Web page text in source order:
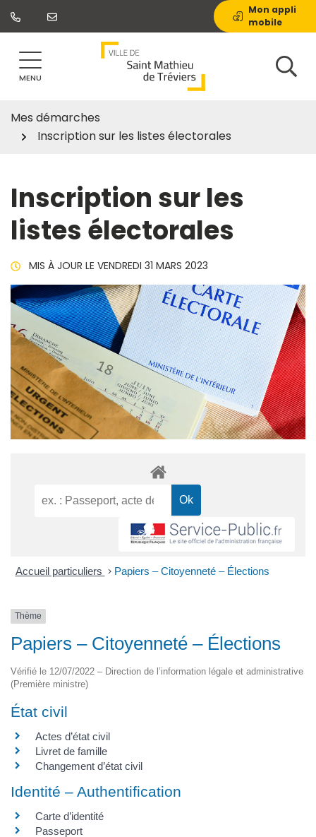
Aller
Mon appli
mobile
MENU
Mes démarches
Inscription sur les listes électorales
Inscription sur les
listes électorales
MIS À JOUR LE VENDREDI 31 MARS 2023
Accueil particuliers > Papiers – Citoyenneté – Élections
Thème
Papiers – Citoyenneté – Élections
Vérifié le 12/07/2022 – Direction de l’information légale et administrative
(Première ministre)
État civil
Actes d’état civil
Livret de famille
Changement d’état civil
Identité – Authentification
Carte d’identité
Passeport